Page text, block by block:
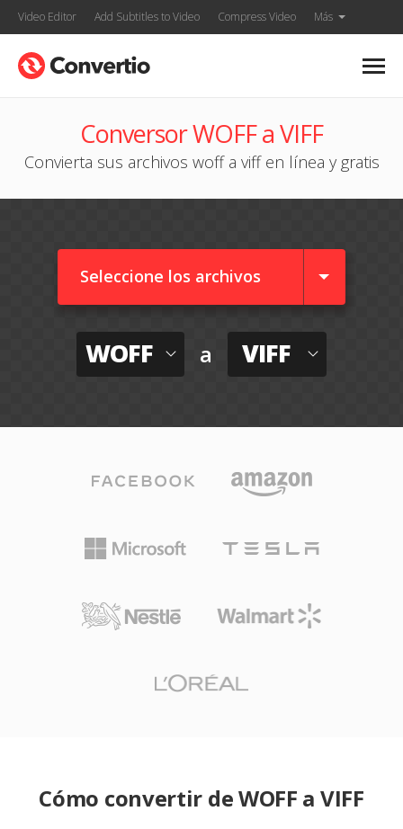
Video Editor Add Subtitles to Video Compress Video Más
Conversor WOFF a VIFF
Convierta sus archivos woff a viff en línea y gratis
Seleccione los archivos
WOFF a VIFF
Cómo convertir de WOFF a VIFF